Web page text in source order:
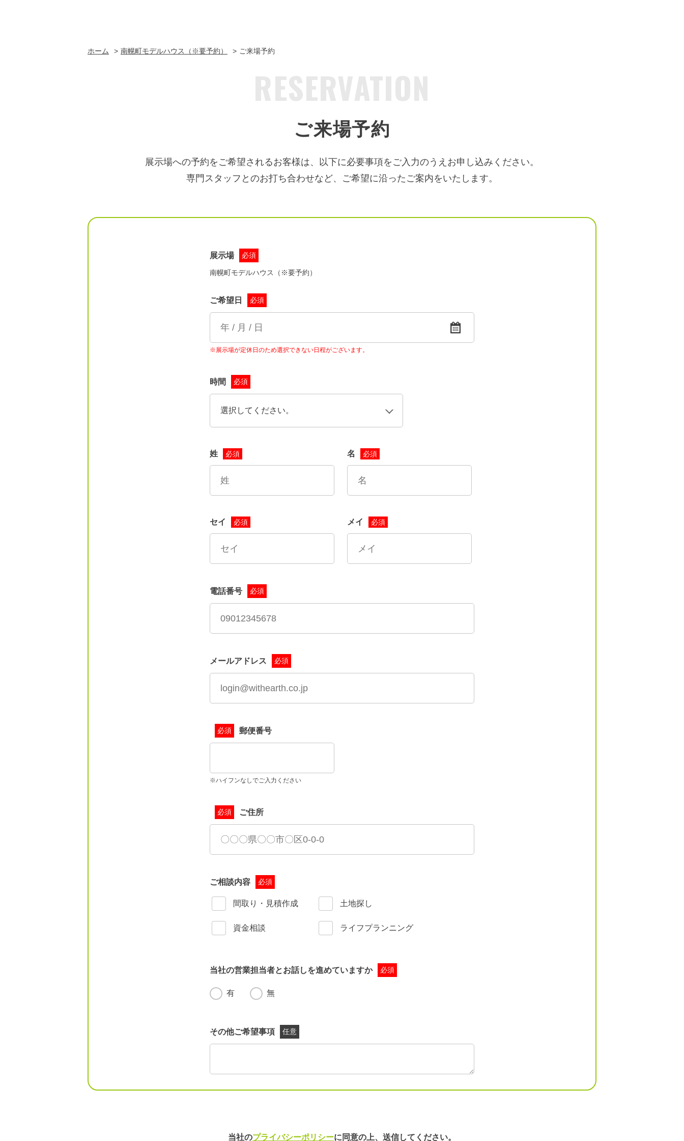
ホーム 南幌町モデルハウス（※要予約） ご来場予約
ご来場予約
展示場への予約をご希望されるお客様は、以下に必要事項をご入力のうえお申し込みください。
専門スタッフとのお打ち合わせなど、ご希望に沿ったご案内をいたします。
展示場 必須
南幌町モデルハウス（※要予約）
ご希望日 必須
※展示場が定休日のため選択できない日程がございます。
時間 必須
姓 必須 名 必須
セイ 必須 メイ 必須
電話番号 必須
メールアドレス 必須
必須 郵便番号
※ハイフンなしでご入力ください
必須 ご住所
ご相談内容 必須
間取り・見積作成 土地探し
資金相談 ライフプランニング
当社の営業担当者とお話しを進めていますか 必須
有 無
その他ご希望事項 任意
当社のプライバシーポリシーに同意の上、 送信してください。